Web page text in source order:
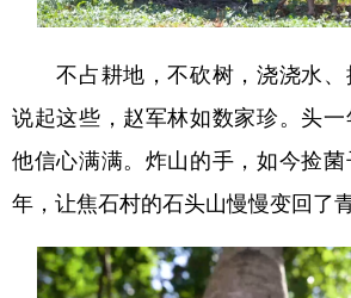
不占耕地，不砍树，浇浇水、
说起这些，赵军林如数家珍。头
他信心满满。炸山的手，如今捡
年，让焦石村的石头山慢慢变回了青